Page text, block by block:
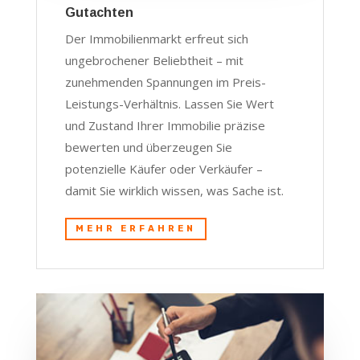
Gutachten
Der Immobilienmarkt erfreut sich
ungebrochener Beliebtheit – mit
zunehmenden Spannungen im Preis-
Leistungs-Verhältnis. Lassen Sie Wert
und Zustand Ihrer Immobilie präzise
bewerten und überzeugen Sie
potenzielle Käufer oder Verkäufer –
damit Sie wirklich wissen, was Sache ist.
MEHR ERFAHREN